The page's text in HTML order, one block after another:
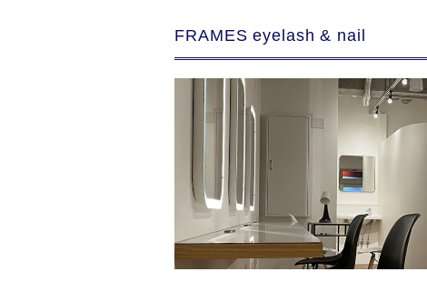
FRAMES eyelash & nail